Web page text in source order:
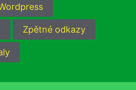
Zpětné odkazy